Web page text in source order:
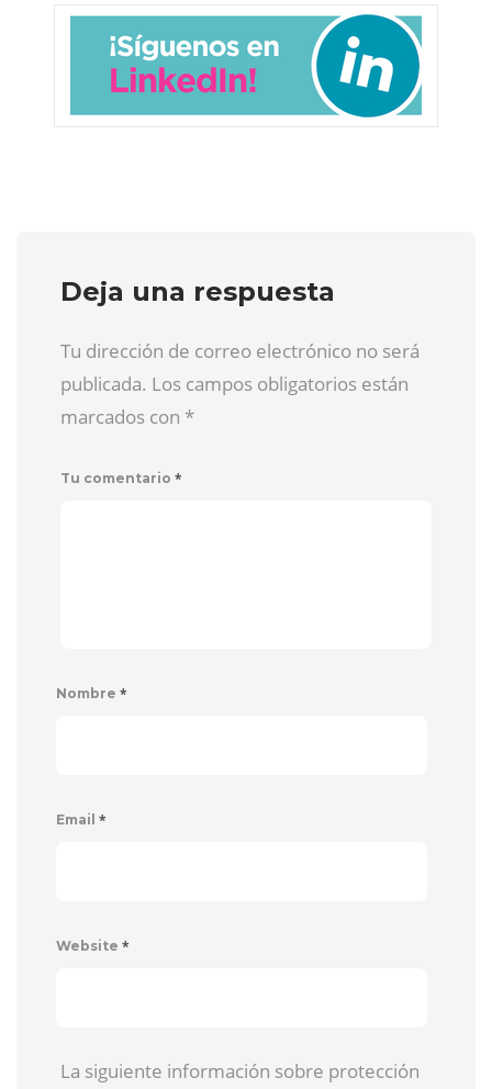
Deja una respuesta
Tu dirección de correo electrónico no será
publicada. Los campos obligatorios están
marcados con *
Tu comentario *
Nombre *
Email *
Website *
La siguiente información sobre protección